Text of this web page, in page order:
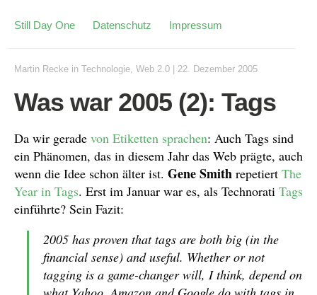
Still Day One Datenschutz Impressum
Martin Recke in Technologie, Web 2.0 22. Dezember 2005
Was war 2005 (2): Tags
Da wir gerade von Etiketten sprachen: Auch Tags sind
ein Phänomen, das in diesem Jahr das Web prägte, auch
wenn die Idee schon älter ist. Gene Smith repetiert The
Year in Tags. Erst im Januar war es, als Technorati Tags
einführte? Sein Fazit:
2005 has proven that tags are both big (in the
financial sense) and useful. Whether or not
tagging is a game-changer will, I think, depend on